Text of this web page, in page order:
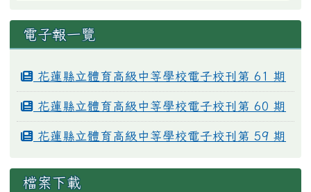
電子報一覽
花蓮縣立體育高級中等學校電子校刊第 61 期
花蓮縣立體育高級中等學校電子校刊第 60 期
花蓮縣立體育高級中等學校電子校刊第 59 期
檔案下載